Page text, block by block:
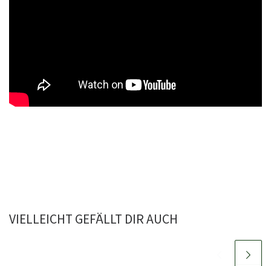
VIELLEICHT GEFÄLLT DIR AUCH